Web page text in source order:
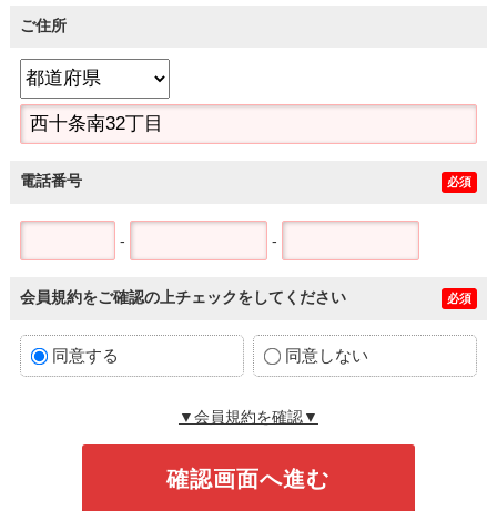
ご住所
電話番号 必須
- -
会員規約をご確認の上チェックをしてください 必須
同意する 同意しない
▼会員規約を確認▼